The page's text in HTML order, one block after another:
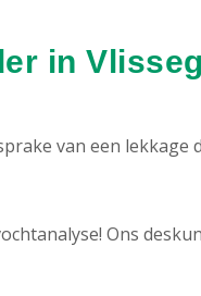
in
van een lekkage
Ons